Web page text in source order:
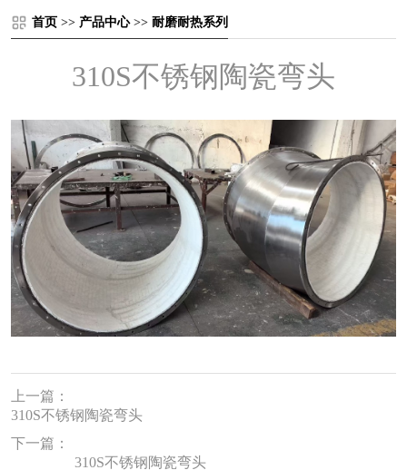
首页 >> 产品中心>> 耐磨耐热系列
310S不锈钢陶瓷弯头
上一篇：
310S不锈钢陶瓷弯头
下一篇：
310S不锈钢陶瓷弯头